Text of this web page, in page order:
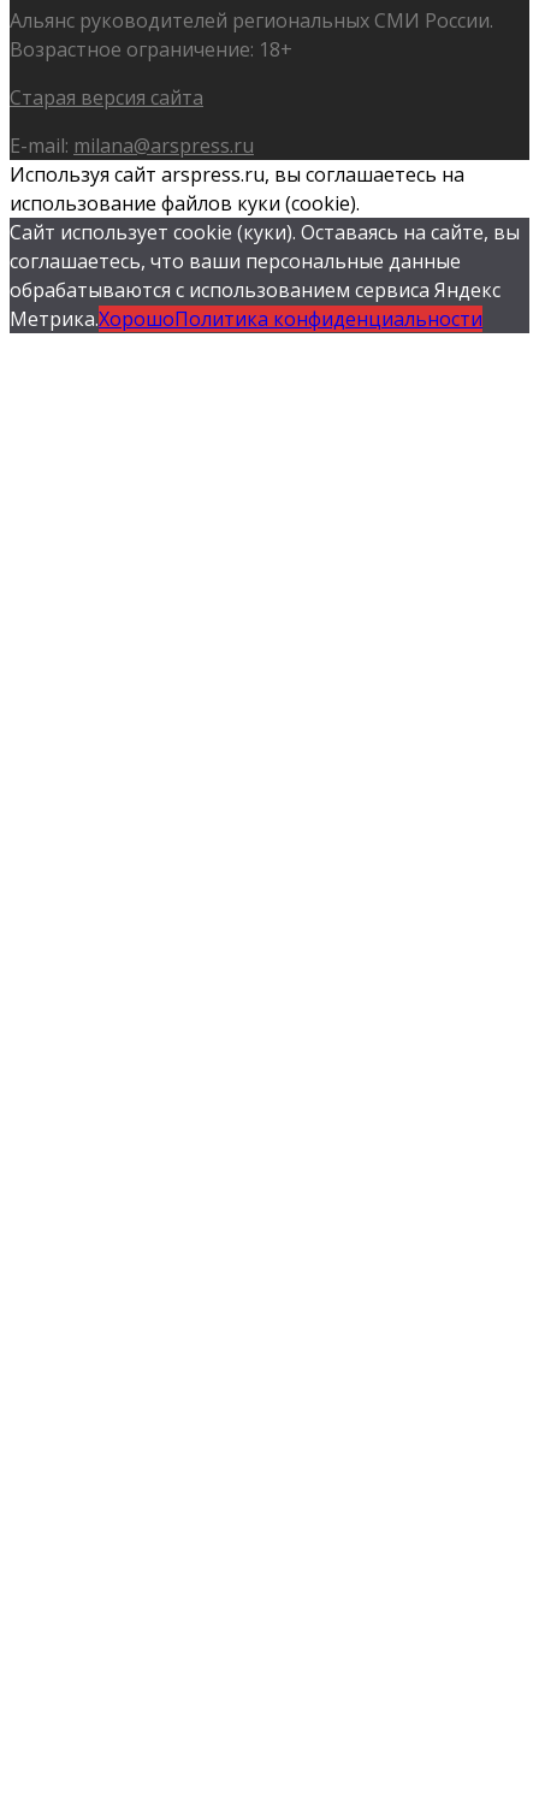
Альянс руководителей региональных СМИ России.
Возрастное ограничение: 18+
Старая версия сайта
E-mail: milana@arspress.ru
Используя сайт arspress.ru, вы соглашаетесь на
использование файлов куки (cookie).
Сайт использует cookie (куки). Оставаясь на сайте, вы
соглашаетесь, что ваши персональные данные
обрабатываются с использованием сервиса Яндекс
Метрика.ХорошоПолитика конфиденциальности